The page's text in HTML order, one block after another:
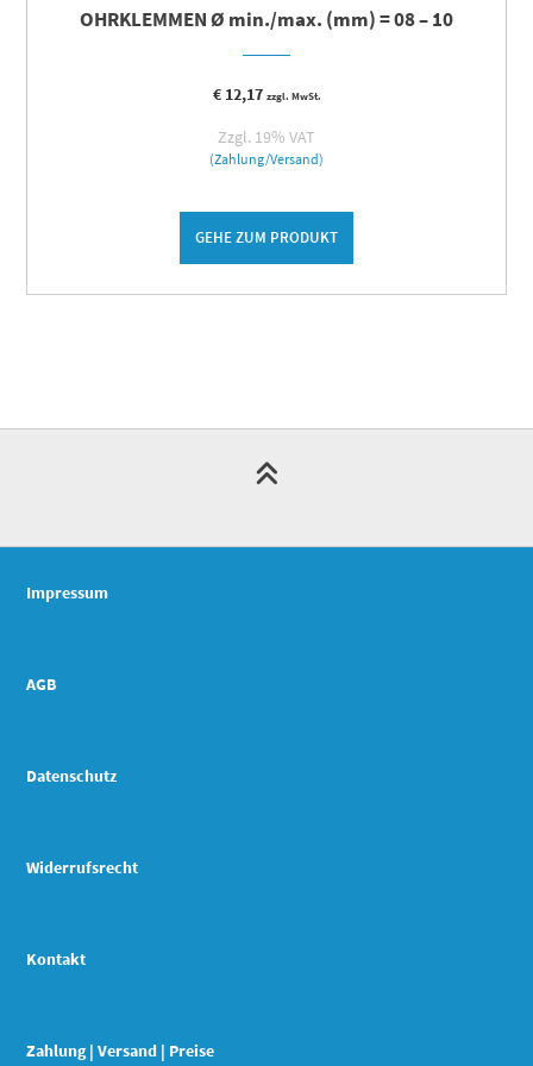
OHRKLEMMEN Ø min./max. (mm) = 08 – 10
€12,17 zzgl. MwSt.
Zzgl. 19% VAT
(Zahlung/Versand)
GEHE ZUM PRODUKT
Impressum
AGB
Datenschutz
Widerrufsrecht
Kontakt
Zahlung | Versand | Preise